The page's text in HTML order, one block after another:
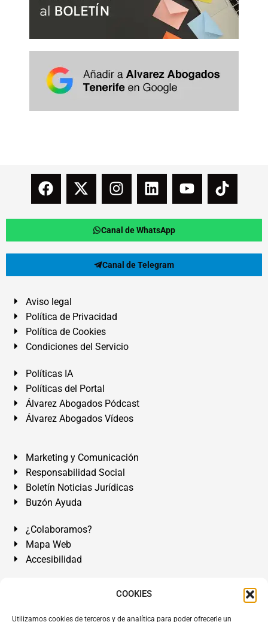
COOKIES
Utilizamos cookies de terceros y de analítica para poder ofrecerle un
Canal de WhatsApp
Canal de Telegram
Aviso legal
Política de Privacidad
Política de Cookies
Condiciones del Servicio
Políticas IA
Políticas del Portal
Álvarez Abogados Pódcast
Álvarez Abogados Vídeos
Marketing y Comunicación
Responsabilidad Social
Boletín Noticias Jurídicas
Buzón Ayuda
¿Colaboramos?
Mapa Web
Accesibilidad
Álvarez Abogados Tenerife:Calle Teobaldo Power Nº 7,